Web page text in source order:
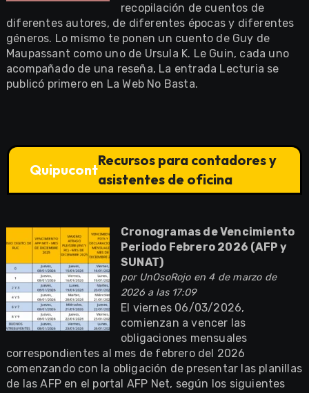
recopilación de cuentos de
diferentes autores, de diferentes épocas y diferentes
géneros. Lo mismo te ponen un cuento de Guy de
Maupassant como uno de Ursula K. Le Guin, cada uno
acompañado de una reseña, La entrada Lecturia se
publicó primero en La Web No Basta.
Quipucont
Recursos para contadores y
asistentes de oficina
Cronogramas de Vencimiento
Periodo Febrero 2026 (AFP y
SUNAT)
por UnOsoRojoen 4 de marzo de
2026 a las 17:09
El viernes 06/03/2026,
comienzan a vencer las
obligaciones mensuales
correspondientes al mes de febrero del 2026
comenzando con la obligación de presentar las planillas
de las AFP en el portal AFP Net, según los siguientes